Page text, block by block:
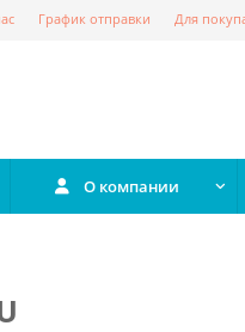
График отправки Для
О компании